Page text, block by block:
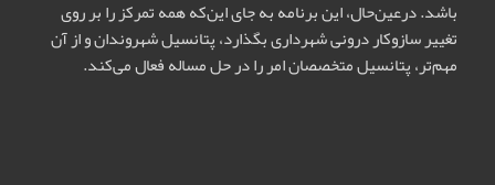
باشد. درعین‌حال، این برنامه به جای این‌که همه تمرکز را بر روی
تغییر سازوکار درونی شهرداری بگذارد، پتانسیل شهروندان و از آن
مهم‌تر، پتانسیل متخصصان امر را در حل مساله فعال می‌کند.